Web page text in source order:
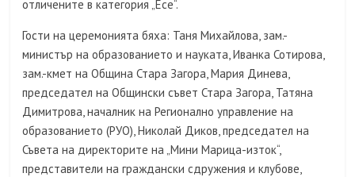
отличените в категория „Есе“.
Гости на церемонията бяха: Таня Михайлова, зам.-
министър на образованието и науката, Иванка Сотирова,
зам.-кмет на Община Стара Загора, Мария Динева,
председател на Общински съвет Стара Загора, Татяна
Димитрова, началник на Регионално управление на
образованието (РУО), Николай Диков, председател на
Съвета на директорите на „Мини Марица-изток“,
представители на граждански сдружения и клубове,